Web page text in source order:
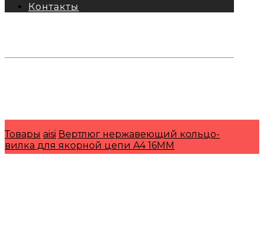
Контакты
Товары aisi Вертлюг нержавеющий кольцо-
вилка для якорной цепи A4 16MM